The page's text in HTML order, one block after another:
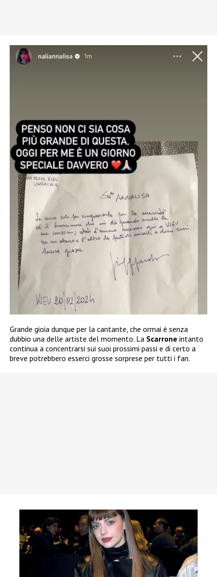
Grande gioia dunque per la cantante, che ormai è senza
dubbio una delle artiste del momento. La Scarrone intanto
continua a concentrarsi sui suoi prossimi passi e di certo a
breve potrebbero esserci grosse sorprese per tutti i fan.